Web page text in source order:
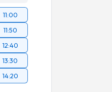
11:00
11:50
12:40
13:30
14:20